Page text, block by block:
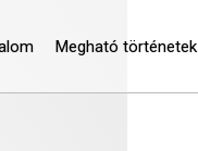
Megható történetek